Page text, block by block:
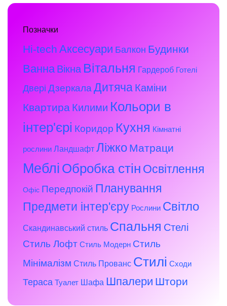
Позначки
Hi-tech Аксесуари Балкон Будинки
Ванна Вікна Вітальня Гардероб Готелі
Двері Дзеркала Дитяча Каміни
Квартира Килими Кольори в
інтер'єрі Коридор Кухня Кімнатні
рослини Ландшафт Ліжко Матраци
Меблі Обробка стін Освітлення
Офіс Передпокій Планування
Предмети інтер'єру Рослини Світло
Скандинавський стиль Спальня Стелі
Стиль Лофт Стиль Модерн Стиль
Мінімалізм Стиль Прованс Стилі Сходи
Тераса Туалет Шафа Шпалери Штори